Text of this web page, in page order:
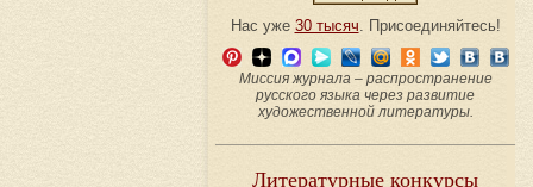
Нас уже 30 тысяч. Присоединяйтесь!
Миссия журнала – распространение
русского языка через развитие
художественной литературы.
Литературные конкурсы